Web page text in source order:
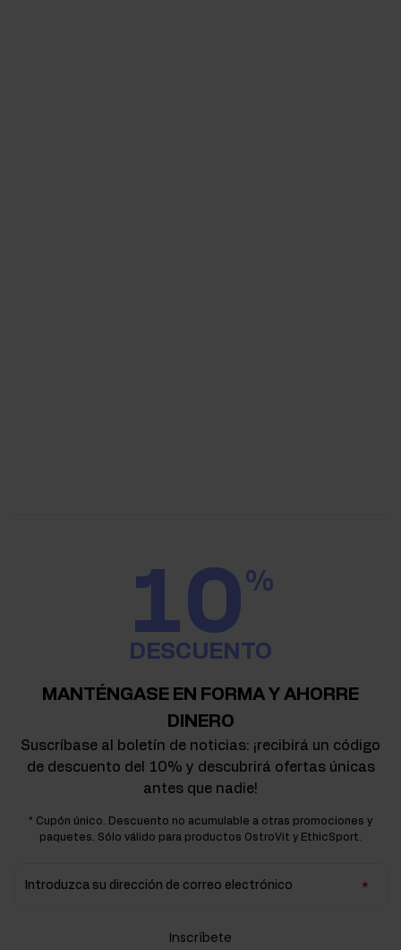
10%
DESCUENTO
MANTÉNGASE EN FORMA Y AHORRE
DINERO
Suscríbase al boletín de noticias: ¡recibirá un código
de descuento del 10% y descubrirá ofertas únicas
antes que nadie!
* Cupón único. Descuento no acumulable a otras promociones y
paquetes. Sólo válido para productos OstroVit y EthicSport.
Introduzca su dirección de correo electrónico
Inscríbete